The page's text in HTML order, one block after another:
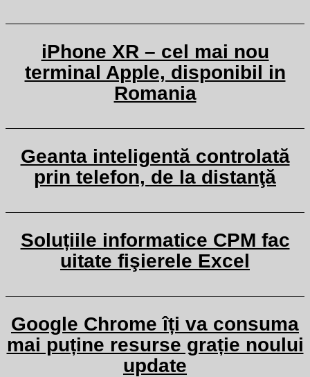
iPhone XR – cel mai nou
terminal Apple, disponibil in
Romania
Geanta inteligentă controlată
prin telefon, de la distanţă
Soluțiile informatice CPM fac
uitate fişierele Excel
Google Chrome îți va consuma
mai puține resurse grație noului
update